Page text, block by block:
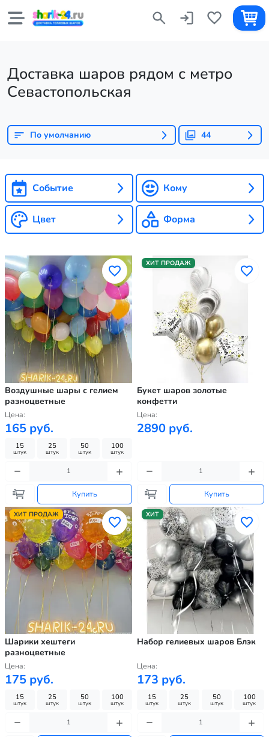
Доставка шаров рядом с метро
Севастопольская
По умолчанию 44
Событие Кому
Цвет Форма
Воздушные шары с гелием
разноцветные
Цена:
165 руб.
15
штук
25
штук
50
штук
100
штук
Купить
ХИТ ПРОДАЖ
Букет шаров золотые
конфетти
Цена:
2890 руб.
Купить
ХИТ ПРОДАЖ
Шарики хештеги
разноцветные
Цена:
175 руб.
15
штук
25
штук
50
штук
100
штук
ХИТ
Набор гелиевых шаров Блэк
Цена:
173 руб.
15
штук
25
штук
50
штук
100
штук